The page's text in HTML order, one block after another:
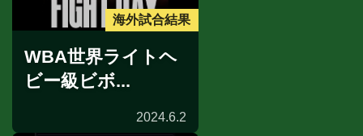
海外試合結果
WBA世界ライトヘ
ビー級ビボ...
2024.6.2